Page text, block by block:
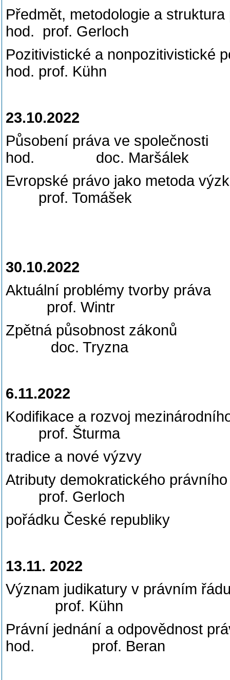
Předmět, metodologie a
hod. prof. Gerloch
Pozitivistické a
hod. prof. Kühn
23.10.2022
Působení práva ve
hod. doc. Maršálek
Evropské právo jako
prof. Tomášek
30.10.2022
Aktuální problémy
prof. Wintr
Zpětná
doc. Tryzna
6.11.2022
Kodifikace a rozvoj
prof. Šturma
tradice a nové
Atributy demokratického
prof. Gerloch
pořádku
13.11. 2022
Význam judikatury v
prof. Kühn
Právní jednání a
hod. prof. Beran